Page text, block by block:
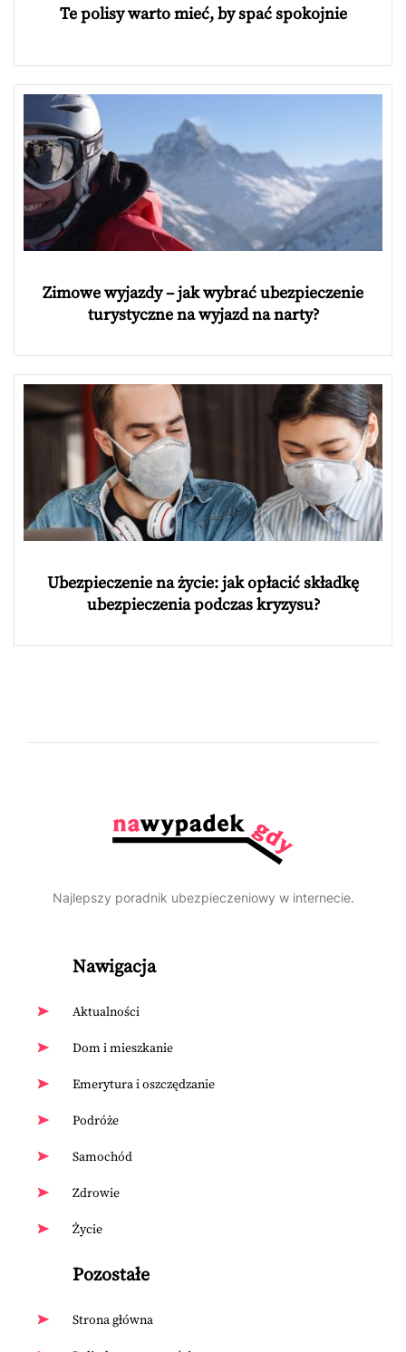
Te polisy warto mieć, by spać spokojnie
Zimowe wyjazdy – jak wybrać ubezpieczenie
turystyczne na wyjazd na narty?
Ubezpieczenie na życie: jak opłacić składkę
ubezpieczenia podczas kryzysu?
Najlepszy poradnik ubezpieczeniowy w internecie.
Nawigacja
Aktualności
Dom i mieszkanie
Emerytura i oszczędzanie
Podróże
Samochód
Zdrowie
Życie
Pozostałe
Strona główna